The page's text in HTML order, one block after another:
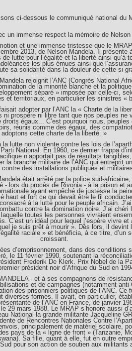
ci-dessous le communiqué national du
un immense respect la mémoire de
et une immense tristesse que le
2013, de Nelson Mandela. Il présente
lutte pour l’égalité et la liberté ainsi qu’à
les plus émues ainsi que
sa solidarité dans la douleur de cette si
rejoignit l’ANC (Congrès National
de la minorité blanche et la
séparé » imposée par celle-ci,
et territoriaux, en particulier les sinistres «
adopter par l’ANC la « Charte de la
ni prospère ni libre tant que nos peuples ne
égaux... C’est pourquoi nous, peuples
réunis comme des égaux, des
adoptons cette charte de la liberté. »
lutte non violente contre les lois de
National. En 1960, ce dernier frappa
n’apportait pas de résultats
la branche militaire de l’ANC qui entreprit
contre des installations publiques et
était arrêté par la police sud-
- lors du procès de Rivonia - à la prison et
ayant empêché de justesse la
haut et fort ce qui devait être le fil
à la lutte pour le peuple africain.
contre la domination noire. J’ai chéri
toutes les personnes vivraient
C’est un idéal pour lequel j’espère vivre
je suis prêt à mourir ». Dès lors, il devint
raciale » et bénéficia, à ce titre, d’un
croissant.
d’emprisonnement, dans des conditions
le 11 février 1990, soutenant la
Frederik De Klerk. Prix Nobel de la
président noir d’Afrique du Sud en
- et à ses compagnons de
et de campagnes (notamment
des prisonniers politiques de l’ANC. Ce
diverses formes. Il avait, en particulier,
de l’ANC en France, de janvier
29 mars 1988. Le MRAP s’honore aussi
National la grande militante Jacqueline
de Rencontres Nationales Contre
principalement de matériel scolaire,
pays de la « ligne de front » (Tanzanie,
Sa fille, quant à elle, fut en outre
pour son action de soutien aux militants